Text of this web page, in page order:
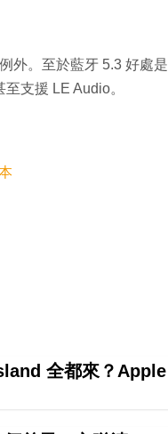
外。至於藍牙 5.3 好處是
支援 LE Audio。
全都來？Apple